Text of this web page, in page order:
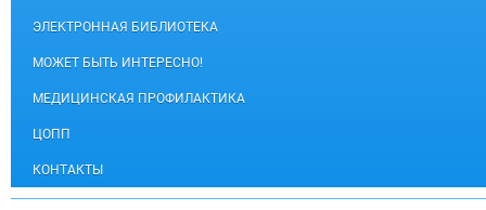
ЭЛЕКТРОННАЯ БИБЛИОТЕКА
МОЖЕТ БЫТЬ ИНТЕРЕСНО!
МЕДИЦИНСКАЯ ПРОФИЛАКТИКА
ЦОПП
КОНТАКТЫ